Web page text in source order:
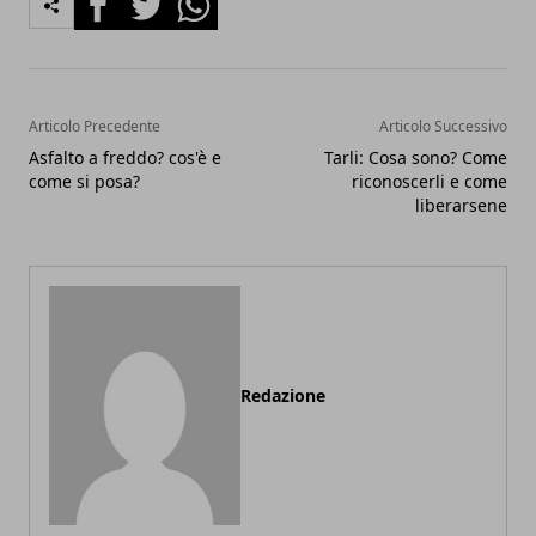
Articolo Precedente
Asfalto a freddo? cos'è e
come si posa?
Articolo Successivo
Tarli: Cosa sono? Come
riconoscerli e come
liberarsene
Redazione